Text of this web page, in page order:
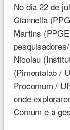
No dia 22 de
Giannella
Martins
Nicolau
(Pimentalab /
Procomum /
onde
Comum e a